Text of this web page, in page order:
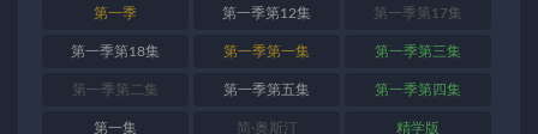
语
第一季 第一季第12集 第一季第17集
第一季第18集 第一季第一集 第一季第三集
第一季第二集 第一季第五集 第一季第四集
第一集 简·奥斯汀 精学版